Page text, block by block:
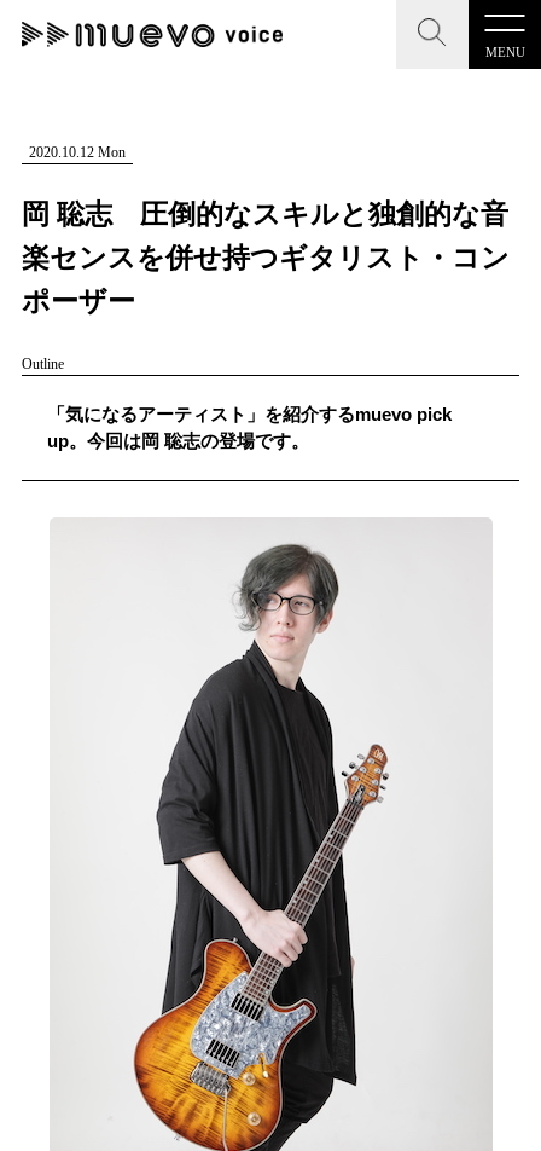
MENU
CLOSE
記事を検索する
#男性シンガー #HR/HM #女性シンガー
CLOSE
"読者の声を形にする”音楽特化メディア
記事一覧
プレスリリース一覧
お問い合わせ
muevoクラウドファンディング
muevoコミュニティ
ぶいクラ！by muevo
ぶいコミュ！by muevo
ぶいマガ！ by muevo
2020.10.12 Mon
岡 聡志 圧倒的なスキルと独創的な音
楽センスを併せ持つギタリスト・コン
ポーザー
Outline
「気になるアーティスト」を紹介するmuevo pick
up。今回は岡 聡志の登場です。